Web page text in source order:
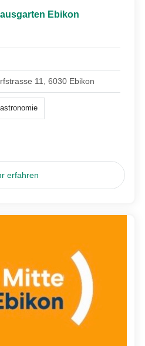
Ebikon
11, 6030 Ebikon
erfahren